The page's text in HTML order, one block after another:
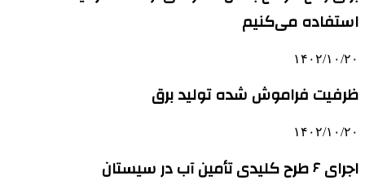
استفاده می‌کنیم
۱۴۰۲/۱۰/۲۰
ظرفیت فراموش شده تولید برق
۱۴۰۲/۱۰/۲۰
اجرای ۶ طرح کلیدی تأمین آب در سیستان